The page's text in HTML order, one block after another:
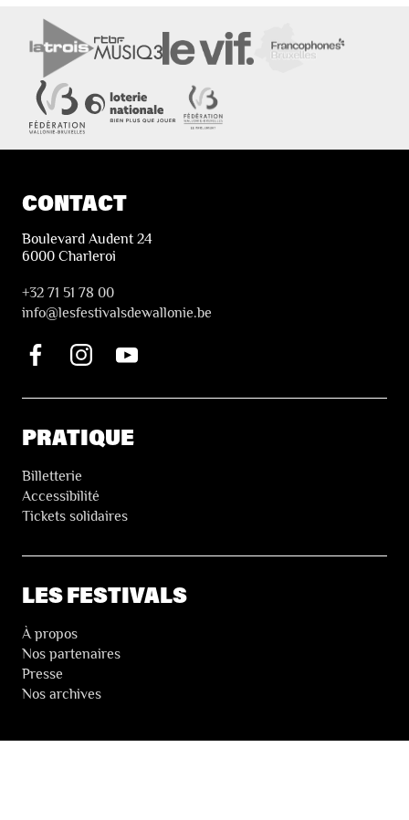
CONTACT
Boulevard Audent 24
6000 Charleroi
+32 71 51 78 00
info@lesfestivalsdewallonie.be
PRATIQUE
Billetterie
Accessibilité
Tickets solidaires
LES FESTIVALS
À propos
Nos partenaires
Presse
Nos archives